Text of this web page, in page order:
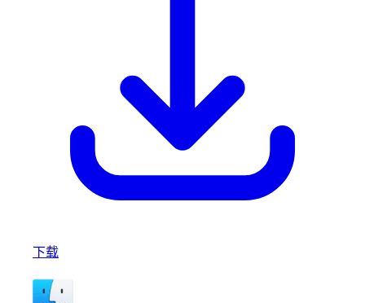
下载